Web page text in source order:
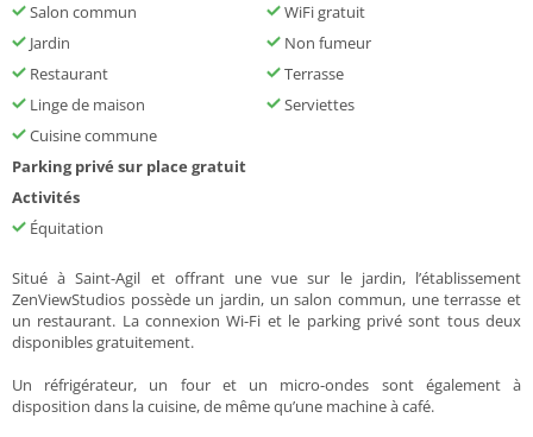
Salon commun
WiFi gratuit
Jardin
Non fumeur
Restaurant
Terrasse
Linge de maison
Serviettes
Cuisine commune
Parking privé sur place gratuit
Activités
Équitation
Situé à Saint-Agil et offrant une vue sur le jardin, l’établissement
ZenViewStudios possède un jardin, un salon commun, une terrasse et
un restaurant. La connexion Wi-Fi et le parking privé sont tous deux
disponibles gratuitement.
Un réfrigérateur, un four et un micro-ondes sont également à
disposition dans la cuisine, de même qu’une machine à café.